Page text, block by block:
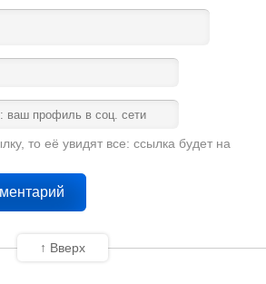
то её увидят все: ссылка будет на
↑ Вверх